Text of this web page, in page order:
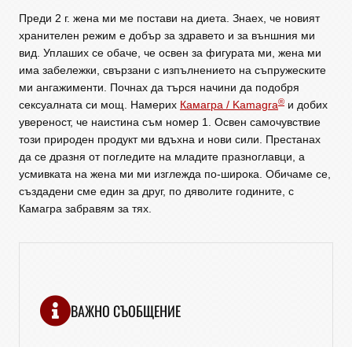
Преди 2 г. жена ми ме постави на диета. Знаех, че новият
хранителен режим е добър за здравето и за външния ми
вид. Уплаших се обаче, че освен за фигурата ми, жена ми
има забележки, свързани с изпълнението на съпружеските
ми ангажименти. Почнах да търся начини да подобря
сексуалната си мощ. Намерих Камагра / Kamagra® и добих
увереност, че наистина съм номер 1. Освен самочувствие
този природен продукт ми вдъхна и нови сили. Престанах
да се дразня от погледите на младите празноглавци, а
усмивката на жена ми ми изглежда по-широка. Обичаме се,
създадени сме един за друг, по дяволите годините, с
Камагра забравям за тях.
ВАЖНО СЪОБЩЕНИЕ